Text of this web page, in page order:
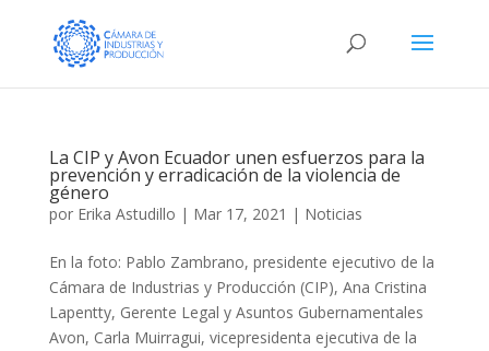
La CIP y Avon Ecuador unen esfuerzos para la
prevención y erradicación de la violencia de
género
por Erika Astudillo | Mar 17, 2021 | Noticias
En la foto: Pablo Zambrano, presidente ejecutivo de la
Cámara de Industrias y Producción (CIP), Ana Cristina
Lapentty, Gerente Legal y Asuntos Gubernamentales
Avon, Carla Muirragui, vicepresidenta ejecutiva de la